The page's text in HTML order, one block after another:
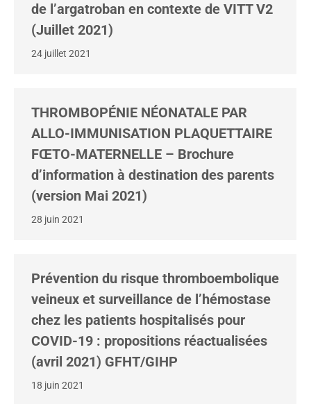
de l’argatroban en contexte de VITT V2
(Juillet 2021)
24 juillet 2021
THROMBOPÉNIE NÉONATALE PAR
ALLO-IMMUNISATION PLAQUETTAIRE
FŒTO-MATERNELLE – Brochure
d’information à destination des parents
(version Mai 2021)
28 juin 2021
Prévention du risque thromboembolique
veineux et surveillance de l’hémostase
chez les patients hospitalisés pour
COVID-19 : propositions réactualisées
(avril 2021) GFHT/GIHP
18 juin 2021